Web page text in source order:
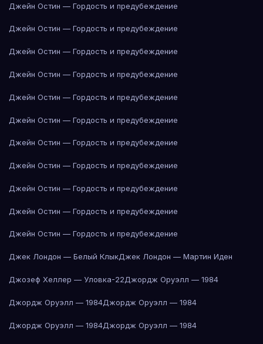
Джейн Остин — Гордость и предубеждение
Джейн Остин — Гордость и предубеждение
Джейн Остин — Гордость и предубеждение
Джейн Остин — Гордость и предубеждение
Джейн Остин — Гордость и предубеждение
Джейн Остин — Гордость и предубеждение
Джейн Остин — Гордость и предубеждение
Джейн Остин — Гордость и предубеждение
Джейн Остин — Гордость и предубеждение
Джейн Остин — Гордость и предубеждение
Джейн Остин — Гордость и предубеждение
Джек Лондон — Белый КлыкДжек Лондон — Мартин Иден
Джозеф Хеллер — Уловка-22Джордж Оруэлл — 1984
Джордж Оруэлл — 1984Джордж Оруэлл — 1984
Джордж Оруэлл — 1984Джордж Оруэлл — 1984